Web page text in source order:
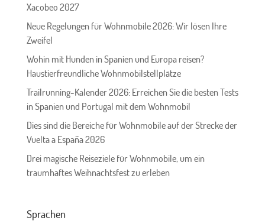
Xacobeo 2027
Neue Regelungen für Wohnmobile 2026: Wir lösen Ihre
Zweifel
Wohin mit Hunden in Spanien und Europa reisen?
Haustierfreundliche Wohnmobilstellplätze
Trailrunning-Kalender 2026: Erreichen Sie die besten Tests
in Spanien und Portugal mit dem Wohnmobil
Dies sind die Bereiche für Wohnmobile auf der Strecke der
Vuelta a España 2026
Drei magische Reiseziele für Wohnmobile, um ein
traumhaftes Weihnachtsfest zu erleben
Sprachen